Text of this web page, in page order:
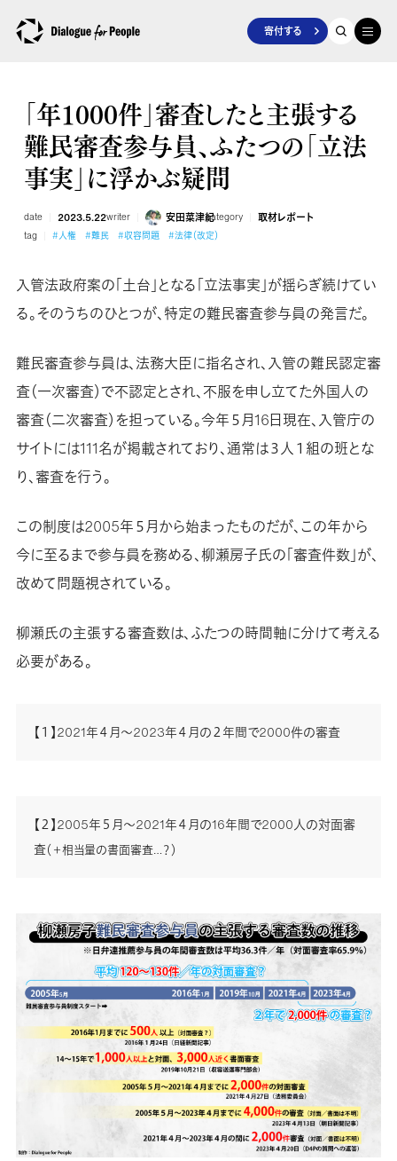
寄付する
「年1000件」審査したと主張する
難民審査参与員、ふたつの「立法
事実」に浮かぶ疑問
date 2023.5.22writer 安田菜津紀category 取材レポート
tag #人権 #難民 #収容問題 #法律（改定）
入管法政府案の「土台」となる「立法事実」が揺らぎ続けてい
る。そのうちのひとつが、特定の難民審査参与員の発言だ。
難民審査参与員は、法務大臣に指名され、入管の難民認定審
査（一次審査）で不認定とされ、不服を申し立てた外国人の
審査（二次審査）を担っている。今年５月16日現在、入管庁の
サイトには111名が掲載されており、通常は３人１組の班とな
り、審査を行う。
この制度は2005年５月から始まったものだが、この年から
今に至るまで参与員を務める、柳瀬房子氏の「審査件数」が、
改めて問題視されている。
柳瀬氏の主張する審査数は、ふたつの時間軸に分けて考える
必要がある。
【１】2021年４月～2023年４月の２年間で2000件の審査
【２】2005年５月～2021年４月の16年間で2000人の対面審
査（＋相当量の書面審査…？）